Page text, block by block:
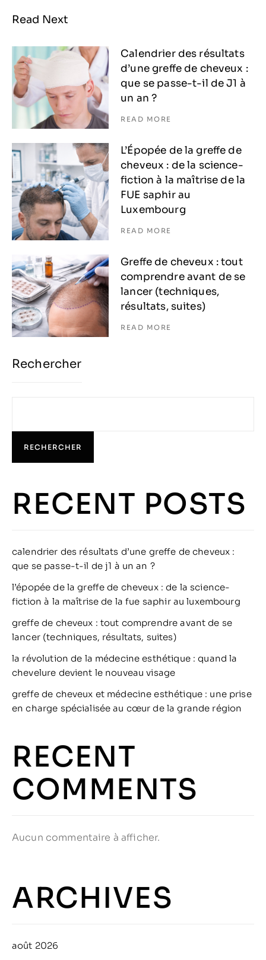
Read Next
Calendrier des résultats
d’une greffe de cheveux :
que se passe-t-il de J1 à
un an ?
READ MORE
L’Épopée de la greffe de
cheveux : de la science-
fiction à la maîtrise de la
FUE saphir au
Luxembourg
READ MORE
Greffe de cheveux : tout
comprendre avant de se
lancer (techniques,
résultats, suites)
READ MORE
Rechercher
RECHERCHER
RECENT POSTS
calendrier des résultats d’une greffe de cheveux :
que se passe-t-il de j1 à un an ?
l’épopée de la greffe de cheveux : de la science-
fiction à la maîtrise de la fue saphir au luxembourg
greffe de cheveux : tout comprendre avant de se
lancer (techniques, résultats, suites)
la révolution de la médecine esthétique : quand la
chevelure devient le nouveau visage
greffe de cheveux et médecine esthétique : une prise
en charge spécialisée au cœur de la grande région
RECENT
COMMENTS
Aucun commentaire à afficher.
ARCHIVES
août 2026